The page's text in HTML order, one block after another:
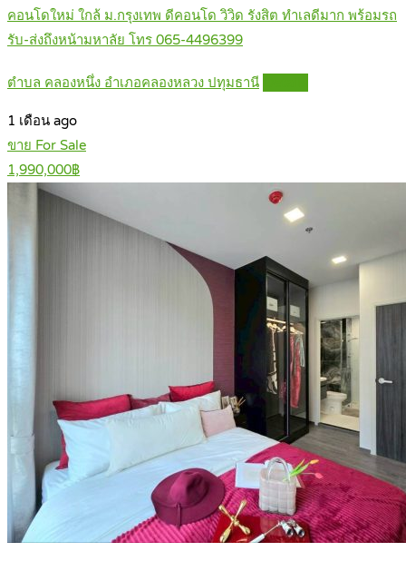
คอนโดใหม่ ใกล้ ม.กรุงเทพ ดีคอนโด วิวิด รังสิต ทำเลดีมาก พร้อมรถ
รับ-ส่งถึงหน้ามหาลัย โทร 065-4496399
ตำบล คลองหนึ่ง อำเภอคลองหลวง ปทุมธานี
1 เดือน ago
ขาย For Sale
1,990,000฿